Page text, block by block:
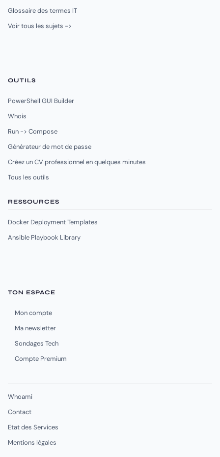
Glossaire des termes IT
Voir tous les sujets ->
OUTILS
PowerShell GUI Builder
Whois
Run -> Compose
Générateur de mot de passe
Créez un CV professionnel en quelques minutes
Tous les outils
RESSOURCES
Docker Deployment Templates
Ansible Playbook Library
TON ESPACE
Mon compte
Ma newsletter
Sondages Tech
Compte Premium
Whoami
Contact
Etat des Services
Mentions légales